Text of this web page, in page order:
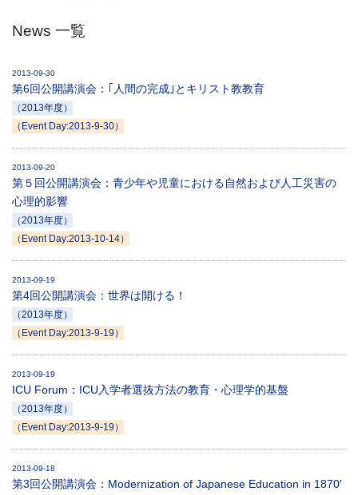
News 一覧
2013-09-30
第6回公開講演会：｢人間の完成｣とキリスト教教育
（2013年度）
（Event Day:2013-9-30）
2013-09-20
第５回公開講演会：青少年や児童における自然および人工災害の
心理的影響
（2013年度）
（Event Day:2013-10-14）
2013-09-19
第4回公開講演会：世界は開ける！
（2013年度）
（Event Day:2013-9-19）
2013-09-19
ICU Forum：ICU入学者選抜方法の教育・心理学的基盤
（2013年度）
（Event Day:2013-9-19）
2013-09-18
第3回公開講演会：Modernization of Japanese Education in 1870′